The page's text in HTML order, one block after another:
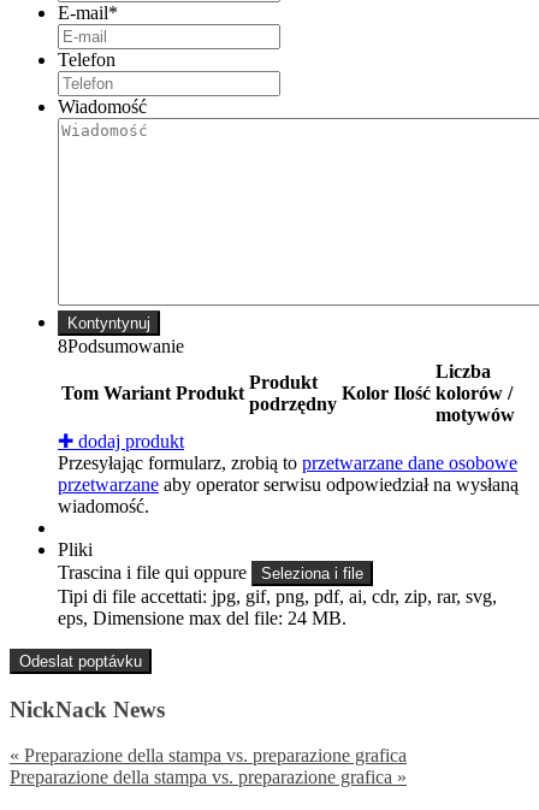
E-mail*
Telefon
Wiadomość
Kontyntynuj
8Podsumowanie
Tom Wariant Produkt
Produkt
podrzędny
Kolor Ilość
Liczba
kolorów /
motywów
✚ dodaj produkt
Przesyłając formularz, zrobią to przetwarzane dane osobowe
przetwarzane aby operator serwisu odpowiedział na wysłaną
wiadomość.
Pliki
Trascina i file qui oppure
Seleziona i file
Tipi di file accettati: jpg, gif, png, pdf, ai, cdr, zip, rar, svg,
eps, Dimensione max del file: 24 MB.
NickNack News
« Preparazione della stampa vs. preparazione grafica
Preparazione della stampa vs. preparazione grafica »